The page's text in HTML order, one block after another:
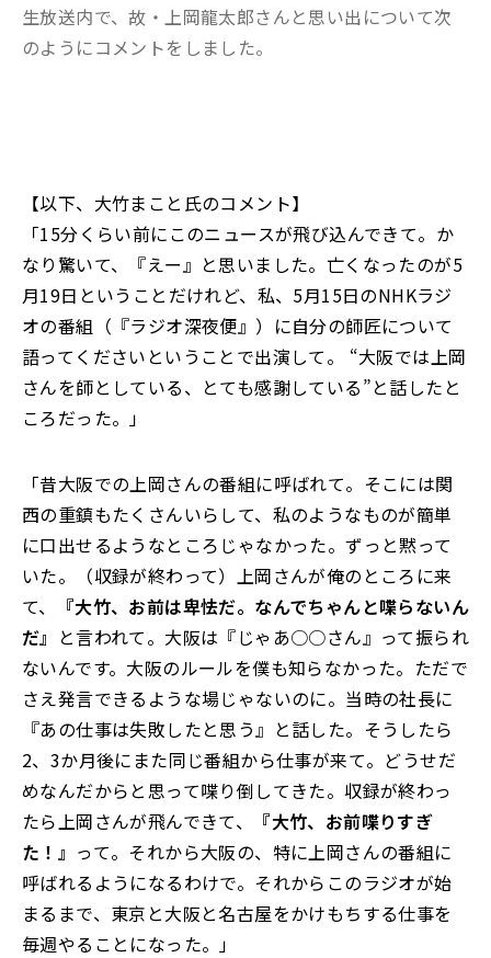
生放送内で、故・上岡龍太郎さんと思い出について次
のようにコメントをしました。
【以下、大竹まこと氏のコメント】
「15分くらい前にこのニュースが飛び込んできて。か
なり驚いて、『えー』と思いました。亡くなったのが5
月19日ということだけれど、私、5月15日のNHKラジ
オの番組（『ラジオ深夜便』）に自分の師匠について
語ってくださいということで出演して。 “大阪では上岡
さんを師としている、とても感謝している”と話したと
ころだった。」
「昔大阪での上岡さんの番組に呼ばれて。そこには関
西の重鎮もたくさんいらして、私のようなものが簡単
に口出せるようなところじゃなかった。ずっと黙って
いた。（収録が終わって）上岡さんが俺のところに来
て、
『大竹、お前は卑怯だ。なんでちゃんと喋らないん
だ』 と言われて。大阪は『じゃあ○○さん』って振られ
ないんです。大阪のルールを僕も知らなかった。ただで
さえ発言できるような場じゃないのに。当時の社長に
『あの仕事は失敗したと思う』と話した。そうしたら
2、3か月後にまた同じ番組から仕事が来て。どうせだ
めなんだからと思って喋り倒してきた。収録が終わっ
たら上岡さんが飛んできて、
『大竹、お前喋りすぎ
た！』 って。それから大阪の、特に上岡さんの番組に
呼ばれるようになるわけで。それからこのラジオが始
まるまで、東京と大阪と名古屋をかけもちする仕事を
毎週やることになった。」